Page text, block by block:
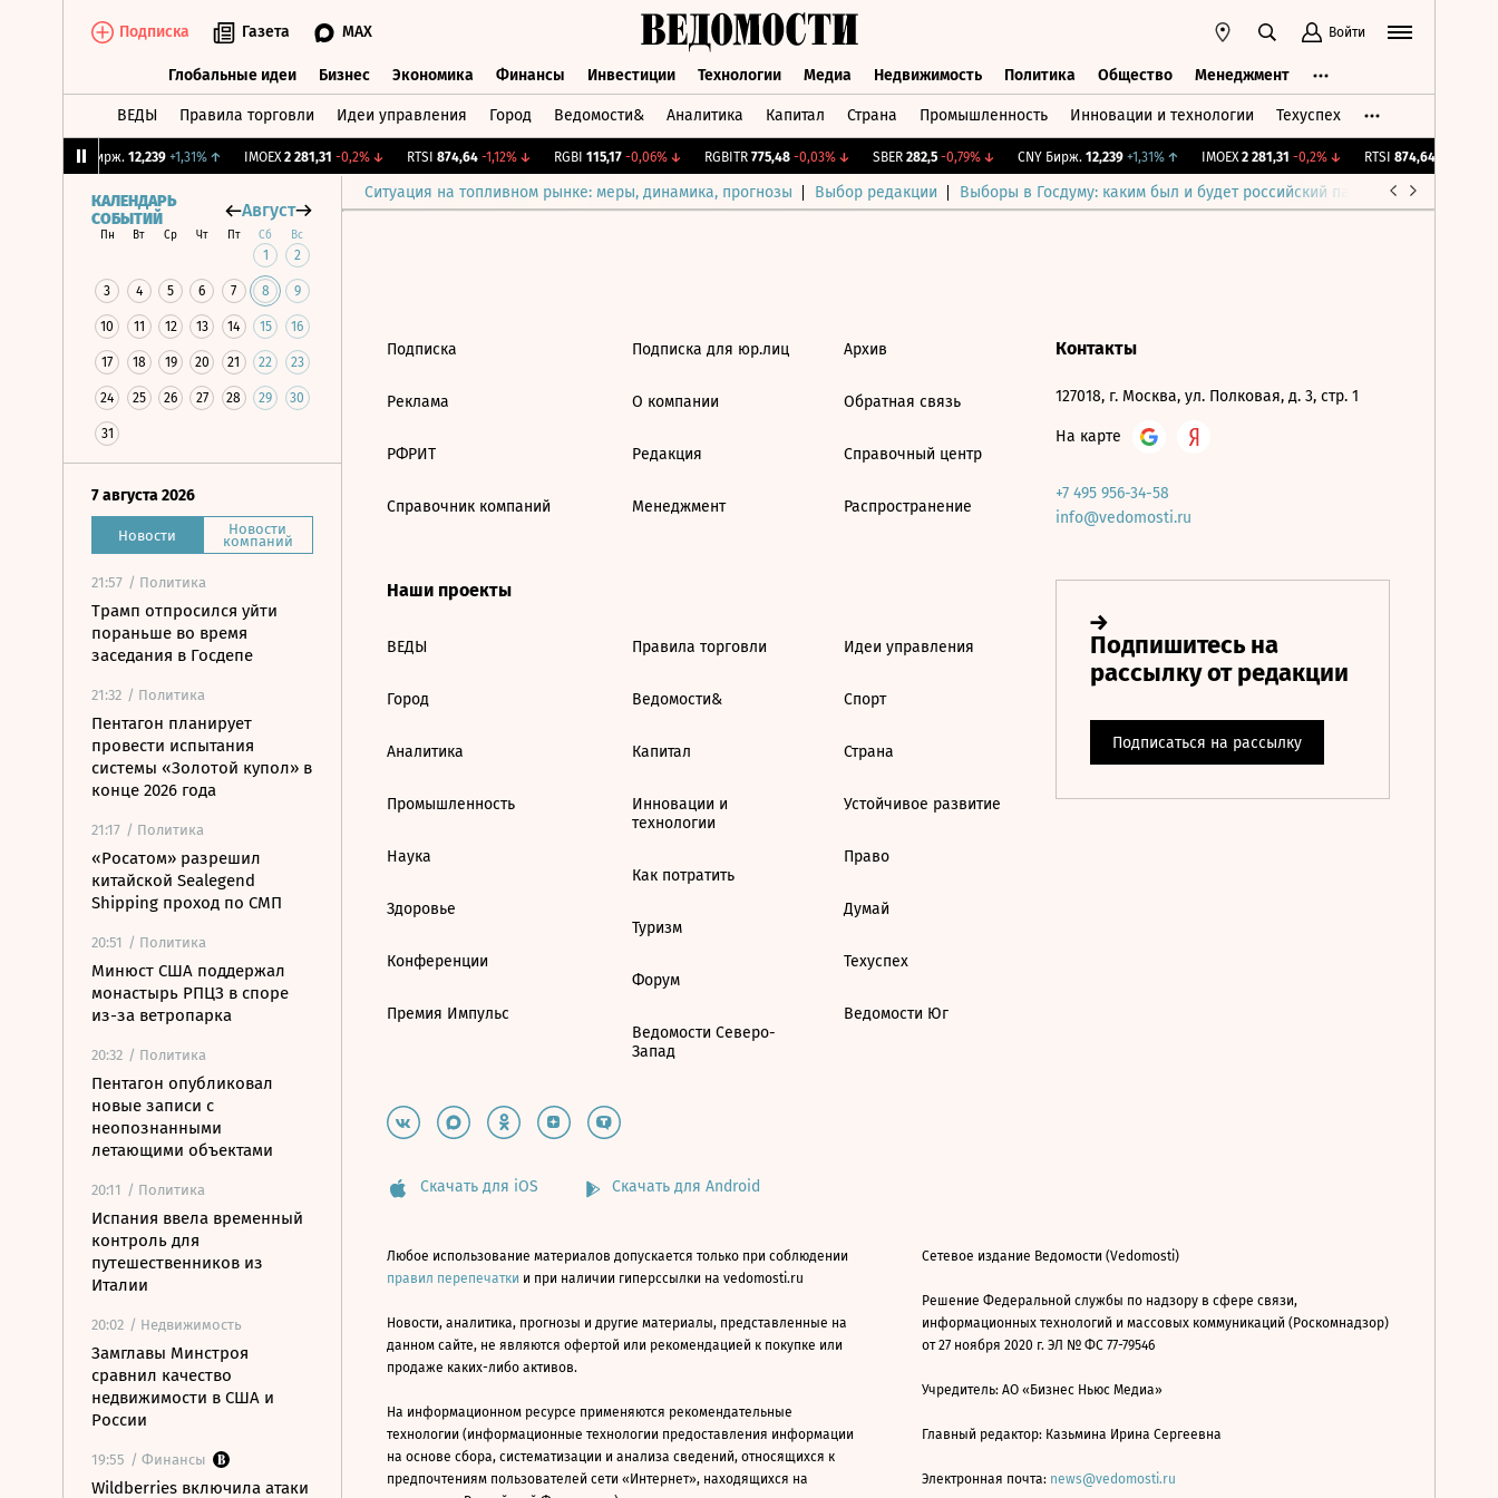
Подписка Газета MAX Войти
Глобальные идеи Бизнес Экономика Финансы Инвестиции Технологии Медиа Недвижимость Политика Общество Менеджмент
ВЕДЫ Правила торговли Идеи управления Город Ведомости& Аналитика Капитал Страна Промышленность Инновации и технологии Техуспех
CNY Бирж. 12,239 +1,31%↑ IMOEX 2 281,31 -0,2%↓ RTSI 874,64 -1,12%↓ RGBI 115,17 -0,06%↓ RGBITR 775,48 -0,03%↓ SBER 282,5 -0,79%↓ CNY Бирж. 12,239 +1,31%↑ IMOEX 2 281,31 -0,2%↓ RTSI 874,64 -1,12%
Ситуация на топливном рынке: меры, динамика, прогнозы Выбор редакции Выборы в Госдуму: каким был и будет российский парламент
КАЛЕНДАРЬ
СОБЫТИЙ
Август
Пн Вт Ср Чт Пт Сб Вс
1 2
3 4 5 6 7 8 9
10 11 12 13 14 15 16
17 18 19 20 21 22 23
24 25 26 27 28 29 30
31
7 августа 2026
Новости Новости
компаний
21:57 / Политика
Трамп отпросился уйти
пораньше во время
заседания в Госдепе
21:32 / Политика
Пентагон планирует
провести испытания
системы «Золотой купол» в
конце 2026 года
21:17 / Политика
«Росатом» разрешил
китайской Sealegend
Shipping проход по СМП
20:51 / Политика
Минюст США поддержал
монастырь РПЦЗ в споре
из-за ветропарка
20:32 / Политика
Пентагон опубликовал
новые записи с
неопознанными
летающими объектами
20:11 / Политика
Испания ввела временный
контроль для
путешественников из
Италии
20:02 / Недвижимость
Замглавы Минстроя
сравнил качество
недвижимости в США и
России
19:55 / Финансы
Wildberries включила атаки
Подписка
Реклама
РФРИТ
Справочник компаний
Подписка для юр.лиц
О компании
Редакция
Менеджмент
Архив
Обратная связь
Справочный центр
Распространение
Наши проекты
ВЕДЫ
Город
Аналитика
Промышленность
Наука
Здоровье
Конференции
Премия Импульс
Правила торговли
Ведомости&
Капитал
Инновации и
технологии
Как потратить
Туризм
Форум
Ведомости Северо-
Запад
Идеи управления
Спорт
Страна
Устойчивое развитие
Право
Думай
Техуспех
Ведомости Юг
Контакты
127018, г. Москва, ул. Полковая, д. 3, стр. 1
На карте
+7 495 956-34-58
info@vedomosti.ru
Скачать для iOS Скачать для Android
Любое использование материалов допускается только при соблюдении
правил перепечатки и при наличии гиперссылки на vedomosti.ru
Новости, аналитика, прогнозы и другие материалы, представленные на
данном сайте, не являются офертой или рекомендацией к покупке или
продаже каких-либо активов.
На информационном ресурсе применяются рекомендательные
технологии (информационные технологии предоставления информации
на основе сбора, систематизации и анализа сведений, относящихся к
предпочтениям пользователей сети «Интернет», находящихся на
Сетевое издание Ведомости (Vedomosti)
Решение Федеральной службы по надзору в сфере связи,
информационных технологий и массовых коммуникаций (Роскомнадзор)
от 27 ноября 2020 г. ЭЛ № ФС 77-79546
Учредитель: АО «Бизнес Ньюс Медиа»
Главный редактор: Казьмина Ирина Сергеевна
Электронная почта: news@vedomosti.ru